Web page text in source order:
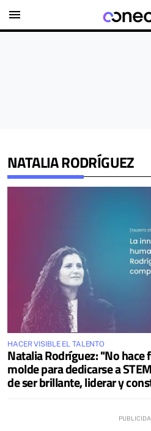
menu
NATALIA RODRÍGUEZ
HACER VISIBLE EL TALENTO
Natalia Rodríguez: "No hace
molde para dedicarse a
de ser brillante, liderar y